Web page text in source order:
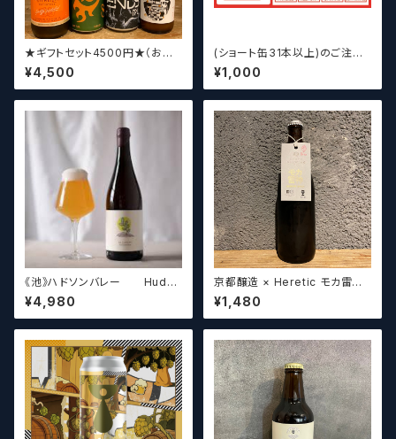
★ギフトセット4500円★（お好
みに合わせて5〜6本チョイスさ
せていただきます）【クラフトビー
ル】
¥4,500
(ショート缶31本以上)のご注文
の場合いこちらをご購入くださ
い。 【クラフトビール】
¥1,000
《池》ハドソンバレー Hudso
n Valley Blossom
¥4,980
京都醸造 × Heretic モカ雷神 /
Kyoto × Heretic MOCHA T
HUNDER【クラフトビールシザ
ーズ】
¥1,480